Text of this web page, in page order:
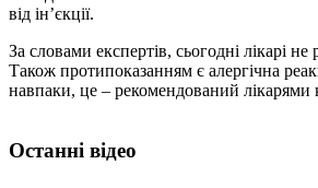
від ін’єкції.
За словами експертів, сьогодні лікарі
Також протипоказанням є алергічна
навпаки, це – рекомендований лікарями
Останні відео